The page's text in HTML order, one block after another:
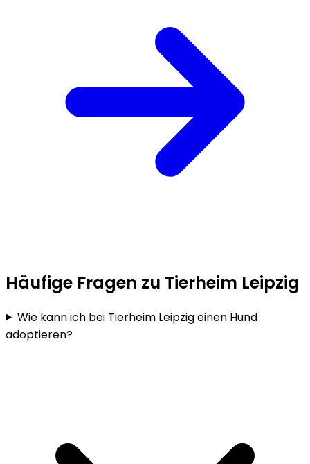
Häufige Fragen zu Tierheim Leipzig
Wie kann ich bei Tierheim Leipzig einen Hund
adoptieren?